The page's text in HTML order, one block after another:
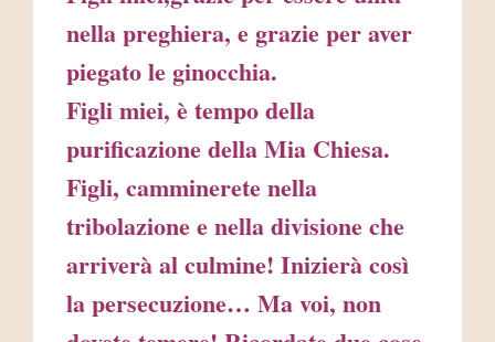
nella preghiera, e grazie per aver
piegato le ginocchia.
Figli miei, è tempo della
purificazione della Mia Chiesa.
Figli, camminerete nella
tribolazione e nella divisione che
arriverà al culmine! Inizierà così
la persecuzione… Ma voi, non